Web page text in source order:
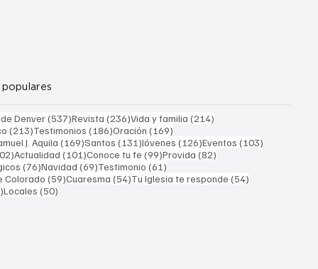
Denver(537)537 entradas
Revista (236)236 entradas
Vida y familia (214)214 entradas
(213)213 entradas
Testimonios (186)186 entradas
Oración (169)169 entradas
J. Aquila (169)169 entradas
Santos (131)131 entradas
Jóvenes (126)126 entradas
Eventos (103)103
102 entradas
Actualidad (101)101 entradas
Conoce tu fe (99)99 entradas
Provida (82)82 entradas
(76)76 entradas
Navidad (69)69 entradas
Testimonio (61)61 entradas
Colorado (59)59 entradas
Cuaresma (54)54 entradas
Tu Iglesia te responde (54)54 entradas
51 entradas
Locales (50)50 entradas